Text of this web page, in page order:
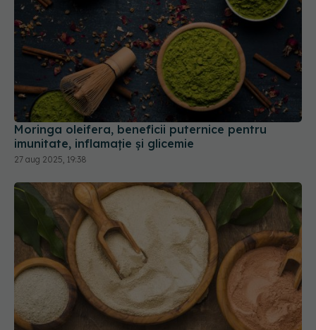
Moringa oleifera, beneficii puternice pentru
imunitate, inflamație și glicemie
27 aug 2025, 19:38